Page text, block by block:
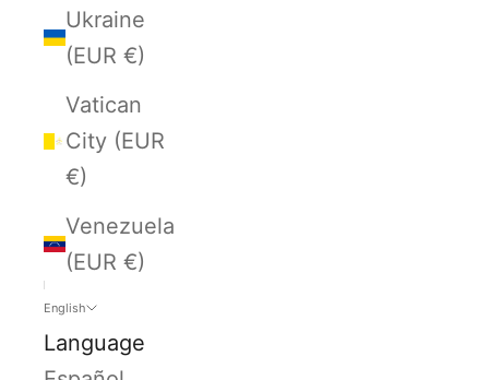
Ukraine
(EUR €)
Vatican
City (EUR
€)
Venezuela
(EUR €)
English
Language